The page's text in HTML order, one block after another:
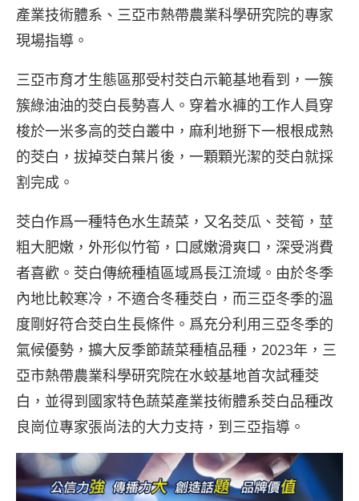
產業技術體系、三亞市熱帶農業科學研究院的專家
現場指導。
三亞市育才生態區那受村茭白示範基地看到，一簇
簇綠油油的茭白長勢喜人。穿着水褲的工作人員穿
梭於一米多高的茭白叢中，麻利地掰下一根根成熟
的茭白，拔掉茭白葉片後，一顆顆光潔的茭白就採
割完成。
茭白作爲一種特色水生蔬菜，又名茭瓜、茭筍，莖
粗大肥嫩，外形似竹筍，口感嫩滑爽口，深受消費
者喜歡。茭白傳統種植區域爲長江流域。由於冬季
內地比較寒冷，不適合冬種茭白，而三亞冬季的溫
度剛好符合茭白生長條件。爲充分利用三亞冬季的
氣候優勢，擴大反季節蔬菜種植品種，2023年，三
亞市熱帶農業科學研究院在水蛟基地首次試種茭
白，並得到國家特色蔬菜產業技術體系茭白品種改
良崗位專家張尚法的大力支持，到三亞指導。